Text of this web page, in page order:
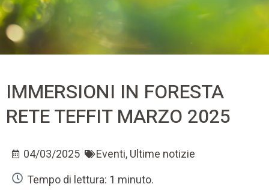
IMMERSIONI IN FORESTA
RETE TEFFIT MARZO 2025
04/03/2025 Eventi, Ultime notizie
Tempo di lettura: 1 minuto.